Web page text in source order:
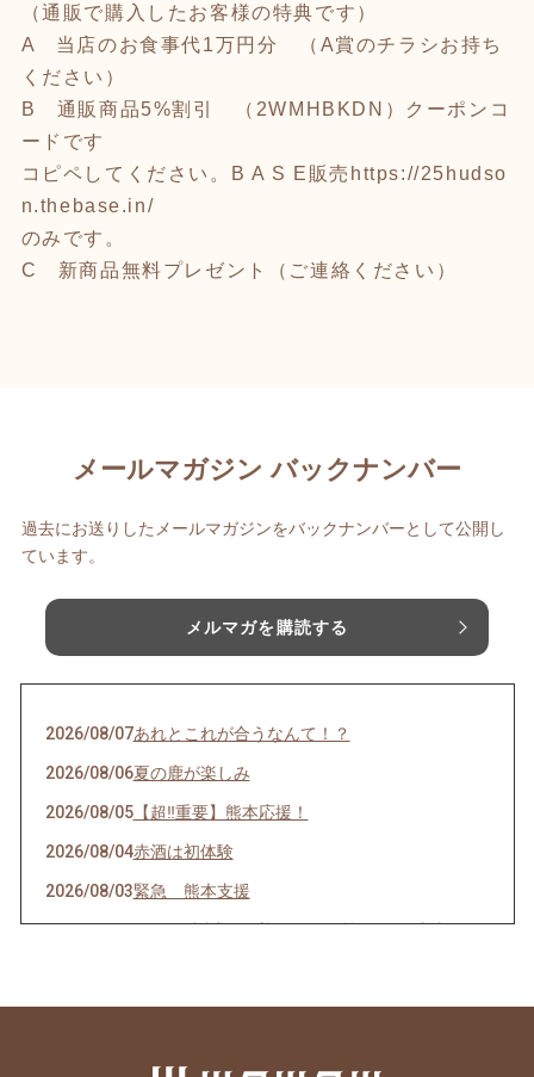
（通販で購入したお客様の特典です）
A 当店のお食事代1万円分 （A賞のチラシお持ち
ください）
B 通販商品5%割引 （2WMHBKDN）クーポンコ
ードです
コピペしてください。B A S E販売 https://25hudso
n.thebase.in/
のみです。
C 新商品無料プレゼント（ご連絡ください）
メールマガジン バックナンバー
過去にお送りしたメールマガジンをバックナンバーとして公開し
ています。
メルマガを購読する
2026/08/07あれとこれが合うなんて！？
2026/08/06夏の鹿が楽しみ
2026/08/05【超‼️重要】熊本応援！
2026/08/04赤酒は初体験
2026/08/03緊急 熊本支援
2026/08/018月にお誕生日を迎えられる皆さま、 本当にお